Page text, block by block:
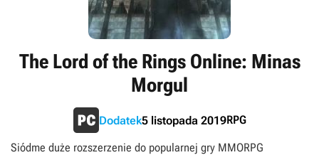
The Lord of the Rings Online: Minas
Morgul
Dodatek5 listopada 2019RPG
Siódme duże rozszerzenie do popularnej gry MMORPG